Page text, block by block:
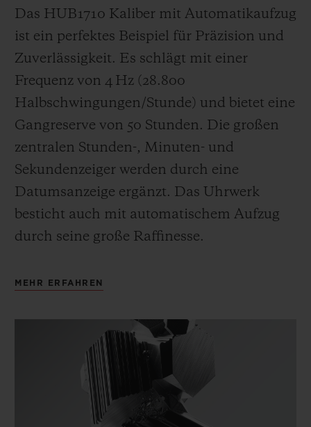
Das HUB1710 Kaliber mit Automatikaufzug
ist ein perfektes Beispiel für Präzision und
Zuverlässigkeit. Es schlägt mit einer
Frequenz von 4 Hz (28.800
Halbschwingungen/Stunde) und bietet eine
Gangreserve von 50 Stunden. Die großen
zentralen Stunden-, Minuten- und
Sekundenzeiger werden durch eine
Datumsanzeige ergänzt. Das Uhrwerk
besticht auch mit automatischem Aufzug
durch seine große Raffinesse.
MEHR ERFAHREN